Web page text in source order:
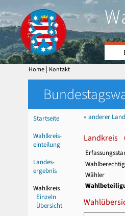
Home | Kontakt
Startseite
Wahlkreis-
einteilung
Landes-
ergebnis
Wahlkreis
Einzeln
Übersicht
« anderer
Landkreis
Wähler